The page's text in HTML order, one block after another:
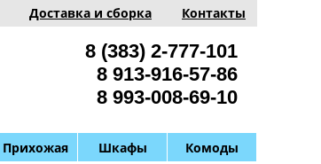
Доставка и сборка Контакты
8 (383) 2-777-101
8 913-916-57-86
8 993-008-69-10
Прихожая Шкафы Комоды